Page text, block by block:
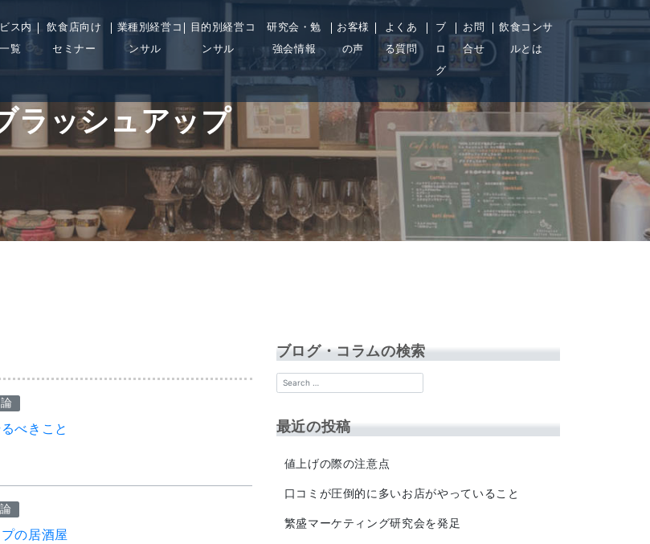
ス内
覧
飲食店向け
セミナー
業種別経営コ
ンサル
目的別経営コ
ンサル
研究会・勉
強会情報
お客様
の声
よくあ
る質問
ブ
ロ
グ
お問
合せ
飲食コンサ
ルとは
ラッシュアップ
べきこと
の居酒屋
ブログ・コラムの検索
最近の投稿
値上げの際の注意点
口コミが圧倒的に多いお店がやっていること
繁盛マーケティング研究会を発足